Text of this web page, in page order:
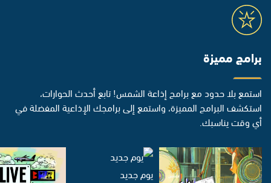
برامج مميزة
استمع بلا حدود مع برامج إذاعة الشمس! تابع أحدث الحوارات،
استكشف البرامج المميزة، واستمع إلى برامجك الإذاعية المفضلة في
أي وقت يناسبك.
يوم جديد